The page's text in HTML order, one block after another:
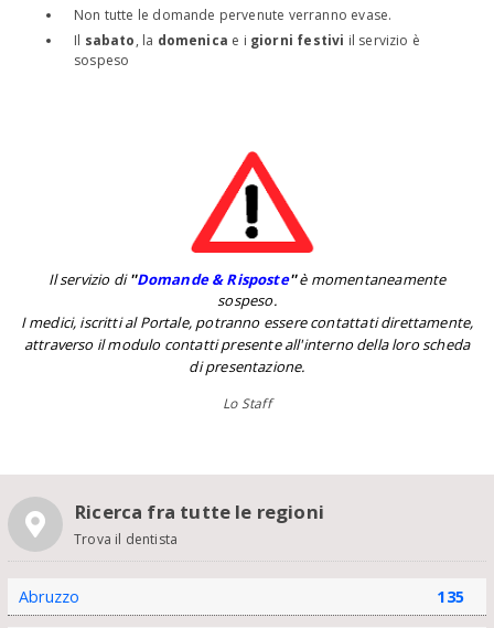
Non tutte le domande pervenute verranno evase.
Il sabato, la domenica e i giorni festivi il servizio è
sospeso
Il servizio di''Domande & Risposte''è momentaneamente
sospeso.
I medici, iscritti al Portale, potranno essere contattati direttamente,
attraverso il modulo contatti presente all'interno della loro scheda
di presentazione.
Lo Staff
Ricerca fra tutte le regioni
Trova il dentista
Abruzzo 135